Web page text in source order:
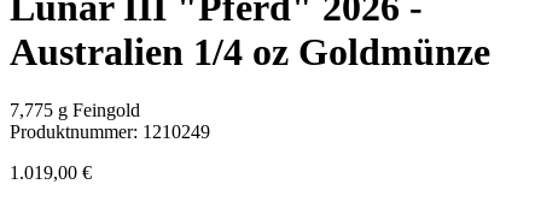
Australien 1/4 oz Goldmünze
7,775 g Feingold
Produktnummer: 1210249
1.019,00 €